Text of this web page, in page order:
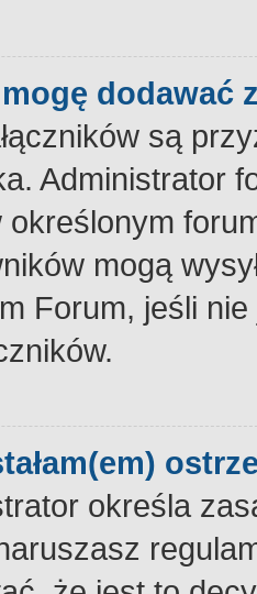
dodawać
są
Administrator
określonym
mogą
Forum, jeśli
określa